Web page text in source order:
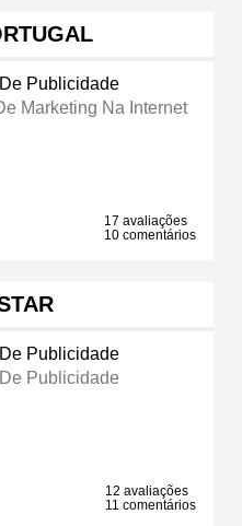
Publicidade
Marketing Na Internet
17 avaliações
10 comentários
Publicidade
Publicidade
12 avaliações
11 comentários